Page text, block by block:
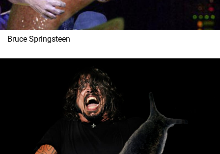
Bruce Springsteen